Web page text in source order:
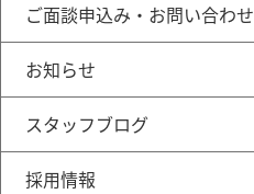
ご面談申込み・お問い合わせ
お知らせ
スタッフブログ
採用情報